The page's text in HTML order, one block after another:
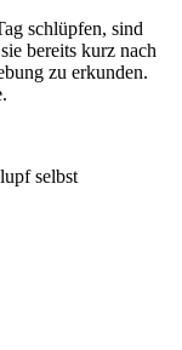
schlüpfen, sind
bereits kurz nach
zu erkunden.
selbst